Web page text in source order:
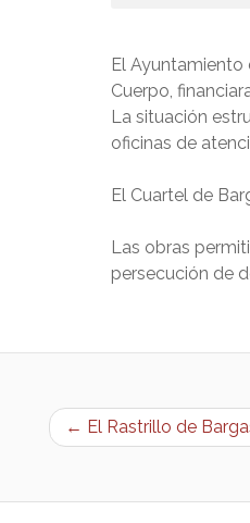
El Ayuntamiento
Cuerpo,
La situación
oficinas de
El Cuartel de
Las obras
persecución de
← El Rastrillo de